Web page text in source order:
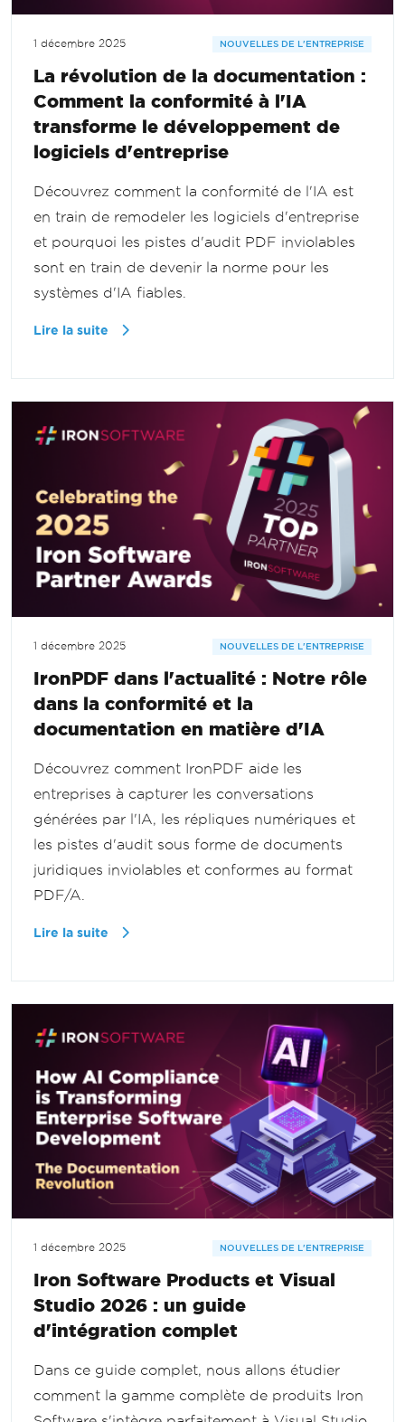
1 décembre 2025 NOUVELLES DE L'ENTREPRISE
La révolution de la documentation :
Comment la conformité à l'IA
transforme le développement de
logiciels d'entreprise
Découvrez comment la conformité de l'IA est
en train de remodeler les logiciels d'entreprise
et pourquoi les pistes d'audit PDF inviolables
sont en train de devenir la norme pour les
systèmes d'IA fiables.
Lire la suite
1 décembre 2025 NOUVELLES DE L'ENTREPRISE
IronPDF dans l'actualité : Notre rôle
dans la conformité et la
documentation en matière d'IA
Découvrez comment IronPDF aide les
entreprises à capturer les conversations
générées par l'IA, les répliques numériques et
les pistes d'audit sous forme de documents
juridiques inviolables et conformes au format
PDF/A.
Lire la suite
1 décembre 2025 NOUVELLES DE L'ENTREPRISE
Iron Software Products et Visual
Studio 2026 : un guide
d'intégration complet
Dans ce guide complet, nous allons étudier
comment la gamme complète de produits Iron